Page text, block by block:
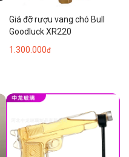
Giá đỡ rượu vang chó Bull
Goodluck XR220
1.300.000đ